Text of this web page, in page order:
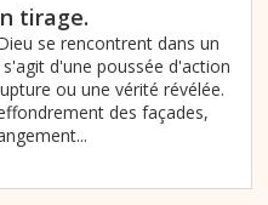
tirage.
se rencontrent dans un
d'une poussée d'action
ou une vérité révélée.
des façades,